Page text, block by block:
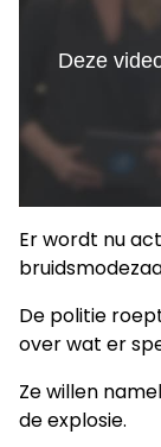
Er wordt nu
De politie
over wat er
Ze willen
de explosie.